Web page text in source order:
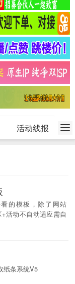
活动线报
的模板，除了网站
活动不自动适应需自
发 首发抽取纸条系统V5